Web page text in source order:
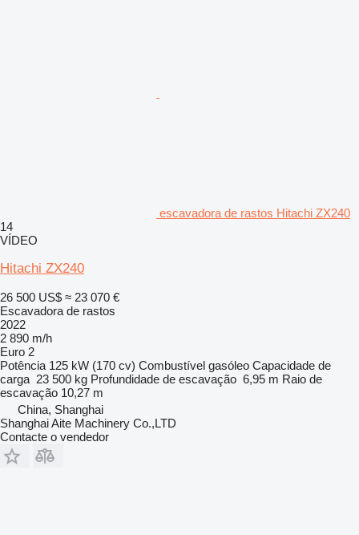
escavadora de rastos Hitachi ZX240
14
VÍDEO
Hitachi ZX240
26 500 US$ ≈ 23 070 €
Escavadora de rastos
2022
2 890 m/h
Euro 2
Potência 125 kW (170 cv) Combustível gasóleo Capacidade de
carga 23 500 kg Profundidade de escavação 6,95 m Raio de
escavação 10,27 m
China, Shanghai
Shanghai Aite Machinery Co.,LTD
Contacte o vendedor